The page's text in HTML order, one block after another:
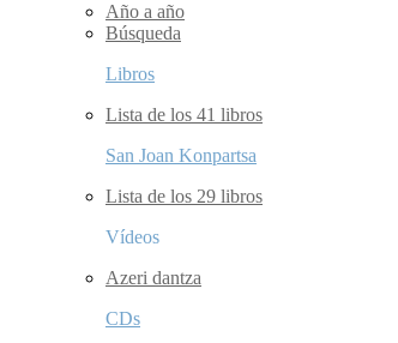
Año a año
Búsqueda
Libros
Lista de los 41 libros
San Joan Konpartsa
Lista de los 29 libros
Vídeos
Azeri dantza
CDs